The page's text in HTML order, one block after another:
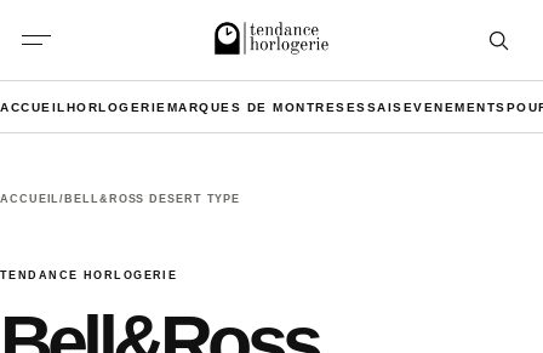
Ouvrir
ACCUEIL HORLOGERIE MARQUES DE MONTRESESSAISEVENEMENTS
ACCUEIL/ BELL&ROSS DESERT TYPE
TENDANCE HORLOGERIE